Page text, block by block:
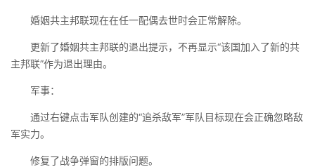
婚姻共主邦联现在在任一配偶去世时会正常解除。
更新了婚姻共主邦联的退出提示，不再显示“该国加入了新的共
主邦联”作为退出理由。
军事：
通过右键点击军队创建的“追杀敌军”军队目标现在会正确忽略敌
军实力。
修复了战争弹窗的排版问题。